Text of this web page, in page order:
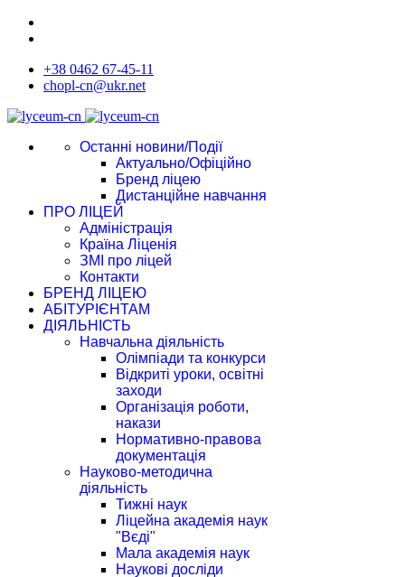
+38 0462 67-45-11
chopl-cn@ukr.net
Останні новини/Події
Актуально/Офіційно
Бренд ліцею
Дистанційне навчання
ПРО ЛІЦЕЙ
Адміністрація
Країна Ліценія
ЗМІ про ліцей
Контакти
БРЕНД ЛІЦЕЮ
АБІТУРІЄНТАМ
ДІЯЛЬНІСТЬ
Навчальна діяльність
Олімпіади та конкурси
Відкриті уроки, освітні
заходи
Організація роботи,
накази
Нормативно-правова
документація
Науково-методична
діяльність
Тижні наук
Ліцейна академія наук
"Вєді"
Мала академія наук
Наукові досліди